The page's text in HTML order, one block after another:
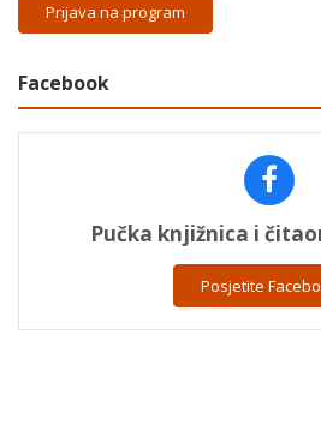
Prijava na program
Facebook
Pučka knjižnica i
Posjetite